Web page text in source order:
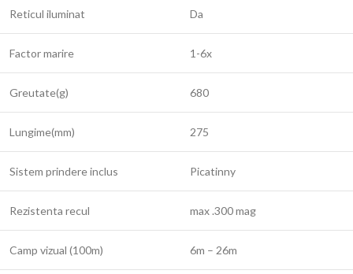
Reticul iluminat Da
Factor marire 1-6x
Greutate(g) 680
Lungime(mm) 275
Sistem prindere inclus Picatinny
Rezistenta recul max .300 mag
Camp vizual (100m) 6m – 26m